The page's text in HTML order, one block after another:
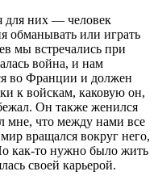
для них — человек
обманывать или играть
мы встречались при
война, и нам
во Франции и должен
к войскам, каковую он,
Он также женился
мне, что между нами все
вращался вокруг него,
как-то нужно было жить
своей карьерой.